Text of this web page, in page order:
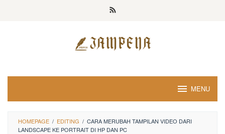
MENU
HOMEPAGE / EDITING / CARA MERUBAH TAMPILAN VIDEO DARI
LANDSCAPE KE PORTRAIT DI HP DAN PC